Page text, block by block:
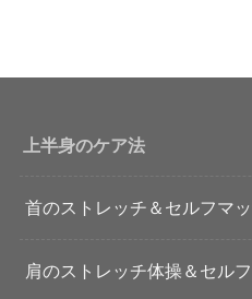
上半身のケア法
首のストレッチ＆セルフマ
肩のストレッチ体操＆セル